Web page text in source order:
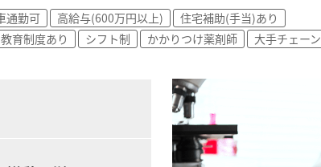
例・ノウハウ等、ナレッジの共有
せる環境があります。
の多種多様なセミナー開催やツルハ
アップ以外に、薬事教育部
通勤可 高給与(600万円以上)
住宅補助(手当)あり
教育制度あり シフト制 かかりつけ薬剤師
大手チェーン